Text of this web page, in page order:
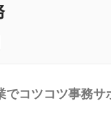
でコツコツ事務サ